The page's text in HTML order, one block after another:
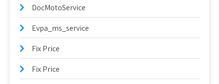
DocMotoService
Evpa_ms_service
Fix Price
Fix Price